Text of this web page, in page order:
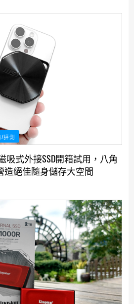
/評測
磁吸式外接SSD開箱試用，八角
造絕佳隨身儲存大空間